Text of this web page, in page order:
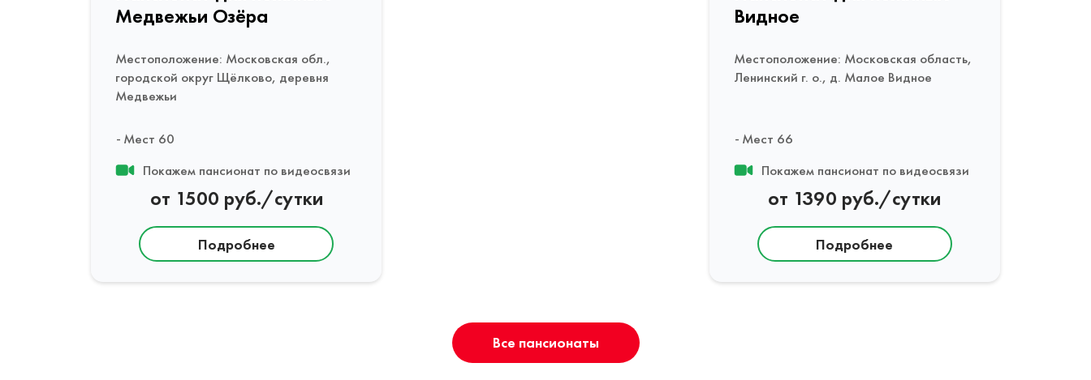
Медвежьи Озёра
Местоположение: Московская обл.,
городской округ Щёлково, деревня
Медвежьи
Мест 60
Покажем пансионат по видеосвязи
от 1500 руб./сутки
Подробнее
Видное
Местоположение: Московская область,
Ленинский г. о., д. Малое Видное
Мест 66
Покажем пансионат по видеосвязи
от 1390 руб./сутки
Подробнее
Все пансионаты